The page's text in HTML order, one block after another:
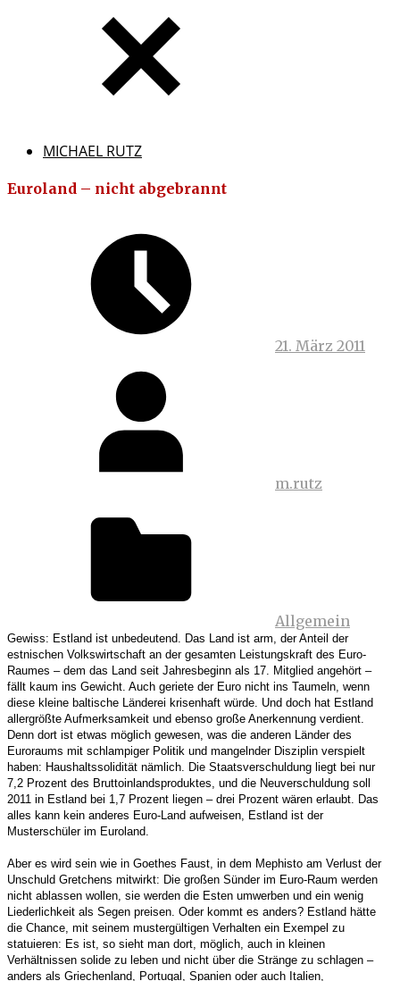
MICHAEL RUTZ
Euroland – nicht abgebrannt
21. März 2011
m.rutz
Allgemein
Gewiss: Estland ist unbedeutend. Das Land ist arm, der Anteil der
estnischen Volkswirtschaft an der gesamten Leistungskraft des Euro-
Raumes – dem das Land seit Jahresbeginn als 17. Mitglied angehört –
fällt kaum ins Gewicht. Auch geriete der Euro nicht ins Taumeln, wenn
diese kleine baltische Länderei krisenhaft würde. Und doch hat Estland
allergrößte Aufmerksamkeit und ebenso große Anerkennung verdient.
Denn dort ist etwas möglich gewesen, was die anderen Länder des
Euroraums mit schlampiger Politik und mangelnder Disziplin verspielt
haben: Haushaltssolidität nämlich. Die Staatsverschuldung liegt bei nur
7,2 Prozent des Bruttoinlandsproduktes, und die Neuverschuldung soll
2011 in Estland bei 1,7 Prozent liegen – drei Prozent wären erlaubt. Das
alles kann kein anderes Euro-Land aufweisen, Estland ist der
Musterschüler im Euroland.
Aber es wird sein wie in Goethes Faust, in dem Mephisto am Verlust der
Unschuld Gretchens mitwirkt: Die großen Sünder im Euro-Raum werden
nicht ablassen wollen, sie werden die Esten umwerben und ein wenig
Liederlichkeit als Segen preisen. Oder kommt es anders? Estland hätte
die Chance, mit seinem mustergültigen Verhalten ein Exempel zu
statuieren: Es ist, so sieht man dort, möglich, auch in kleinen
Verhältnissen solide zu leben und nicht über die Stränge zu schlagen –
anders als Griechenland, Portugal, Spanien oder auch Italien,